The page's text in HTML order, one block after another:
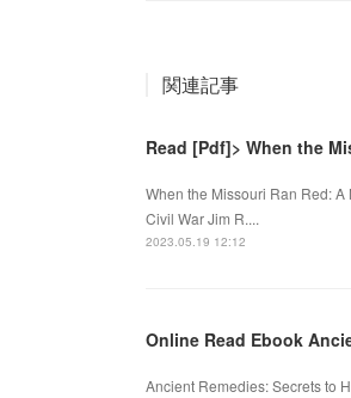
関連記事
Read [Pdf]> When the
When the Missouri Ran Red:
Civil War Jim R....
2023.05.19 12:12
Online Read Ebook
Ancient Remedies: Secrets to